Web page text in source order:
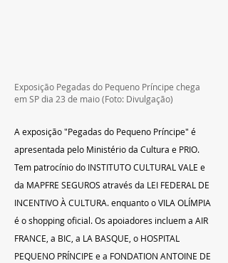
Exposição Pegadas do Pequeno Príncipe chega
em SP dia 23 de maio (Foto: Divulgação)
A exposição "Pegadas do Pequeno Príncipe" é
apresentada pelo Ministério da Cultura e PRIO.
Tem patrocínio do INSTITUTO CULTURAL VALE e
da MAPFRE SEGUROS através da LEI FEDERAL DE
INCENTIVO À CULTURA. enquanto o VILA OLÍMPIA
é o shopping oficial. Os apoiadores incluem a AIR
FRANCE, a BIC, a LA BASQUE, o HOSPITAL
PEQUENO PRÍNCIPE e a FONDATION ANTOINE DE